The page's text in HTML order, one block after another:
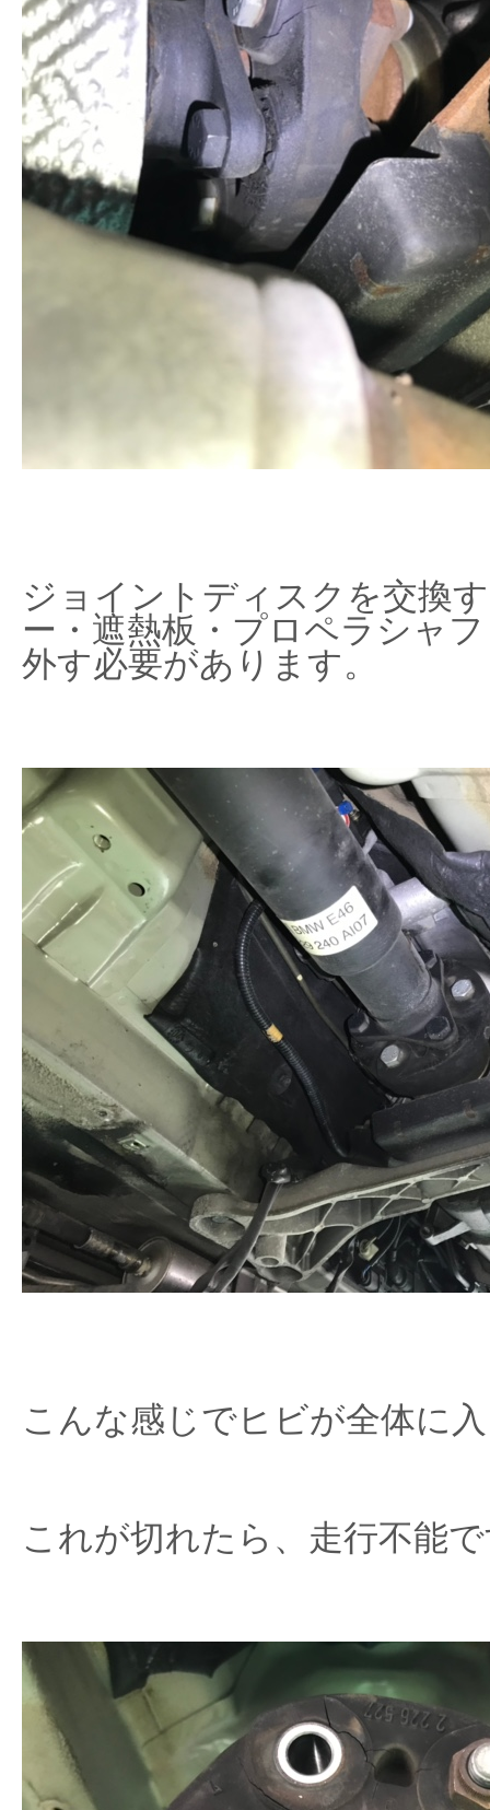
ジョイントディスクを交換
ー・遮熱板・プロペラシャ
外す必要があります。
こんな感じでヒビが全体に
これが切れたら、走行不能